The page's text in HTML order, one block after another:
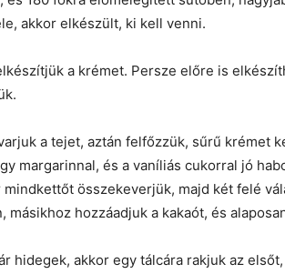
akkor elkészült, ki kell venni.
a krémet. Persze előre is
a tejet, aztán felfőzzük, sűrű krémet
margarinnal, és a vaníliás cukorral jó
mindkettőt összekeverjük, majd két felé
másikhoz hozzáadjuk a kakaót, és
hidegek, akkor egy tálcára rakjuk az